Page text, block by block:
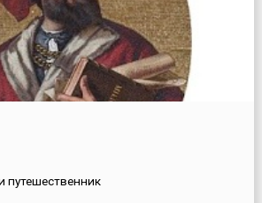
путешественник